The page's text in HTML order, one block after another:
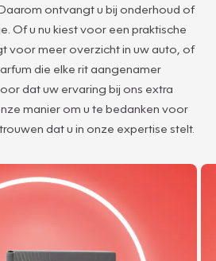
ontvangt u bij onderhoud of
Of u nu kiest voor een praktische
voor meer overzicht in uw auto, of
die elke rit aangenamer
dat uw ervaring bij ons extra
manier om u te bedanken voor
dat u in onze expertise stelt.